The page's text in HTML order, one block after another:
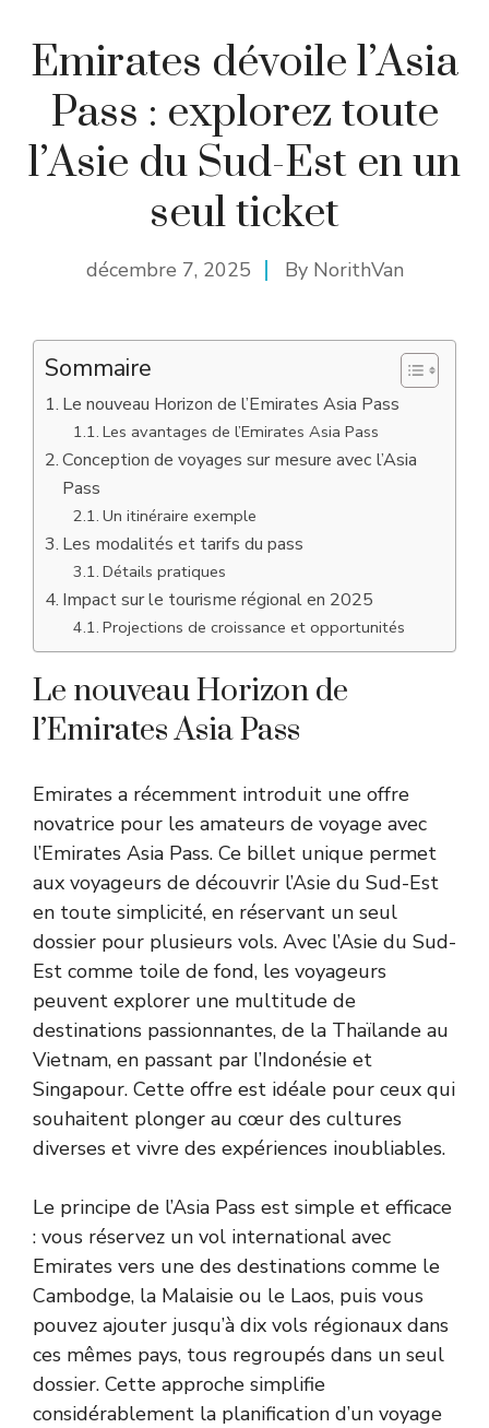
Emirates dévoile l’Asia
Pass : explorez toute
l’Asie du Sud-Est en un
seul ticket
décembre 7, 2025 By NorithVan
Sommaire
Le nouveau Horizon de l’Emirates Asia Pass
Les avantages de l’Emirates Asia Pass
Conception de voyages sur mesure avec l’Asia
Pass
Un itinéraire exemple
Les modalités et tarifs du pass
Détails pratiques
Impact sur le tourisme régional en 2025
Projections de croissance et opportunités
Le nouveau Horizon de
l’Emirates Asia Pass
Emirates a récemment introduit une offre
novatrice pour les amateurs de voyage avec
l’Emirates Asia Pass. Ce billet unique permet
aux voyageurs de découvrir l’Asie du Sud-Est
en toute simplicité, en réservant un seul
dossier pour plusieurs vols. Avec l’Asie du Sud-
Est comme toile de fond, les voyageurs
peuvent explorer une multitude de
destinations passionnantes, de la Thaïlande au
Vietnam, en passant par l’Indonésie et
Singapour. Cette offre est idéale pour ceux qui
souhaitent plonger au cœur des cultures
diverses et vivre des expériences inoubliables.
Le principe de l’Asia Pass est simple et efficace
: vous réservez un vol international avec
Emirates vers une des destinations comme le
Cambodge, la Malaisie ou le Laos, puis vous
pouvez ajouter jusqu’à dix vols régionaux dans
ces mêmes pays, tous regroupés dans un seul
dossier. Cette approche simplifie
considérablement la planification d’un voyage